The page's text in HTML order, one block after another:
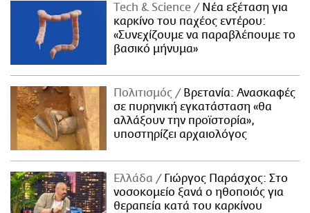
Τech & Science
Νέα εξέταση για
καρκίνο του παχέος εντέρου:
«Συνεχίζουμε να παραβλέπουμε το
βασικό μήνυμα»
Πολιτισμός
Βρετανία: Ανασκαφές
σε πυρηνική εγκατάσταση «θα
αλλάξουν την προϊστορία»,
υποστηρίζει αρχαιολόγος
Ελλάδα
Γιώργος Παράσχος: Στο
νοσοκομείο ξανά ο ηθοποιός για
θεραπεία κατά του καρκίνου